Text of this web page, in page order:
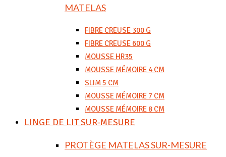
MATELAS
FIBRE CREUSE 300 G
FIBRE CREUSE 600 G
MOUSSE HR35
MOUSSE MÉMOIRE 4 CM
SLIM 5 CM
MOUSSE MÉMOIRE 7 CM
MOUSSE MÉMOIRE 8 CM
LINGE DE LIT SUR-MESURE
PROTÈGE MATELAS SUR-MESURE